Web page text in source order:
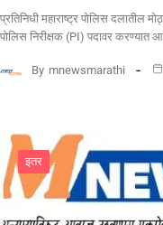
प्रतिनिधी महाराष्ट्र पोलिस दलातील
पोलिस निरीक्षक (PI) पदावर करण्यात
By mnewsmarathi
इतर